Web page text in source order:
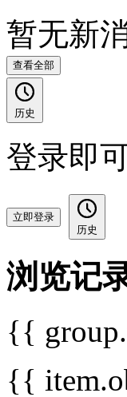
暂无新
查看全部
历史
登录即
立即登录
历史
浏览记
{{
{{